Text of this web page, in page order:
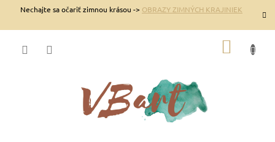
Prejsť
obsah
Nechajte sa očariť zimnou krásou -> OBRAZY ZIMNÝCH KRAJINIEK